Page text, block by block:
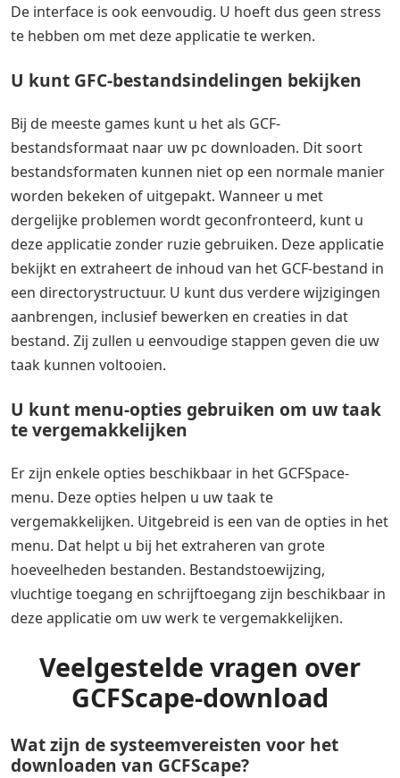
De interface is ook eenvoudig. U hoeft dus geen stress
te hebben om met deze applicatie te werken.
U kunt GFC-bestandsindelingen bekijken
Bij de meeste games kunt u het als GCF-
bestandsformaat naar uw pc downloaden. Dit soort
bestandsformaten kunnen niet op een normale manier
worden bekeken of uitgepakt. Wanneer u met
dergelijke problemen wordt geconfronteerd, kunt u
deze applicatie zonder ruzie gebruiken. Deze applicatie
bekijkt en extraheert de inhoud van het GCF-bestand in
een directorystructuur. U kunt dus verdere wijzigingen
aanbrengen, inclusief bewerken en creaties in dat
bestand. Zij zullen u eenvoudige stappen geven die uw
taak kunnen voltooien.
U kunt menu-opties gebruiken om uw taak
te vergemakkelijken
Er zijn enkele opties beschikbaar in het GCFSpace-
menu. Deze opties helpen u uw taak te
vergemakkelijken. Uitgebreid is een van de opties in het
menu. Dat helpt u bij het extraheren van grote
hoeveelheden bestanden. Bestandstoewijzing,
vluchtige toegang en schrijftoegang zijn beschikbaar in
deze applicatie om uw werk te vergemakkelijken.
Veelgestelde vragen over
GCFScape-download
Wat zijn de systeemvereisten voor het
downloaden van GCFScape?